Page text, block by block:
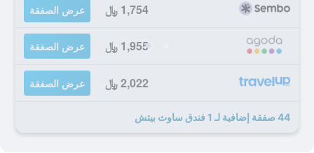
1,754 ﷼ عرض الصفقة
1,955 ﷼ عرض الصفقة
2,022 ﷼ عرض الصفقة
44 صفقة إضافية لـ 1 فندق ساوث بيتش